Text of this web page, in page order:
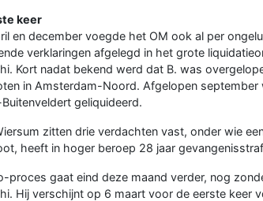
keer
en december voegde het OM ook al per
verklaringen afgelegd in het grote
Kort nadat bekend werd dat B. was
in Amsterdam-Noord. Afgelopen september
geliquideerd.
zitten drie verdachten vast, onder wie
heeft in hoger beroep 28 jaar
proces gaat eind deze maand verder, nog
Hij verschijnt op 6 maart voor de eerste keer